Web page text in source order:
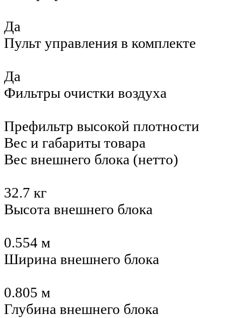
Да
Пульт управления в комплекте
Да
Фильтры очистки воздуха
Префильтр высокой плотности
Вес и габариты товара
Вес внешнего блока (нетто)
32.7 кг
Высота внешнего блока
0.554 м
Ширина внешнего блока
0.805 м
Глубина внешнего блока